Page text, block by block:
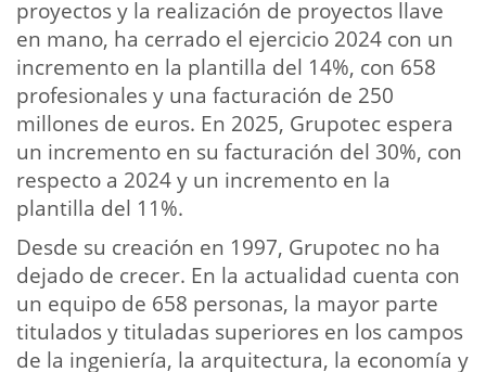
proyectos y la realización de proyectos llave
en mano, ha cerrado el ejercicio 2024 con un
incremento en la plantilla del 14%, con 658
profesionales y una facturación de 250
millones de euros. En 2025, Grupotec espera
un incremento en su facturación del 30%, con
respecto a 2024 y un incremento en la
plantilla del 11%.
Desde su creación en 1997, Grupotec no ha
dejado de crecer. En la actualidad cuenta con
un equipo de 658 personas, la mayor parte
titulados y tituladas superiores en los campos
de la ingeniería, la arquitectura, la economía y